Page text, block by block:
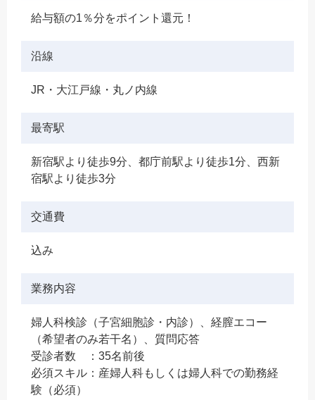
給与額の1％分をポイント還元！
沿線
JR・大江戸線・丸ノ内線
最寄駅
新宿駅より徒歩9分、都庁前駅より徒歩1分、西新
宿駅より徒歩3分
交通費
込み
業務内容
婦人科検診（子宮細胞診・内診）、経膣エコー
（希望者のみ若干名）、質問応答
受診者数 ：35名前後
必須スキル：産婦人科もしくは婦人科での勤務経
験（必須）